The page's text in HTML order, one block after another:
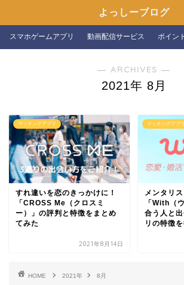
よっしーブログ
スマホゲームアプリ 動画配信サービス ポイン
― ARCHIVES ―
2021年 8月
マッチングアプリ
すれ違いを恋のきっかけに！
「CROSS Me（クロスミ
ー）」の評判と特徴をまとめ
てみた
2021年8月14日
マッチングアプリ
メンタリ
「With（
合う人と
リの特徴
HOME 2021年 8月